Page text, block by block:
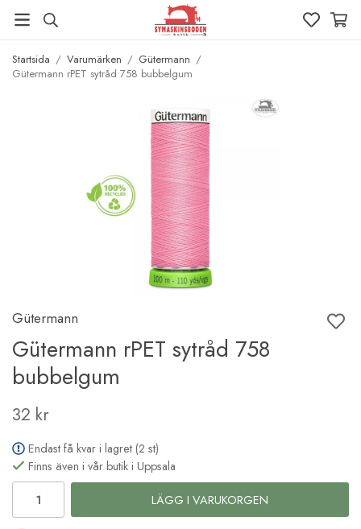
Startsida / Varumärken / Gütermann /
Gütermann rPET sytråd 758 bubbelgum
Gütermann
Gütermann rPET sytråd 758
bubbelgum
32 kr
Endast få kvar i lagret (2 st)
Finns även i vår butik i Uppsala
LÄGG I VARUKORGEN